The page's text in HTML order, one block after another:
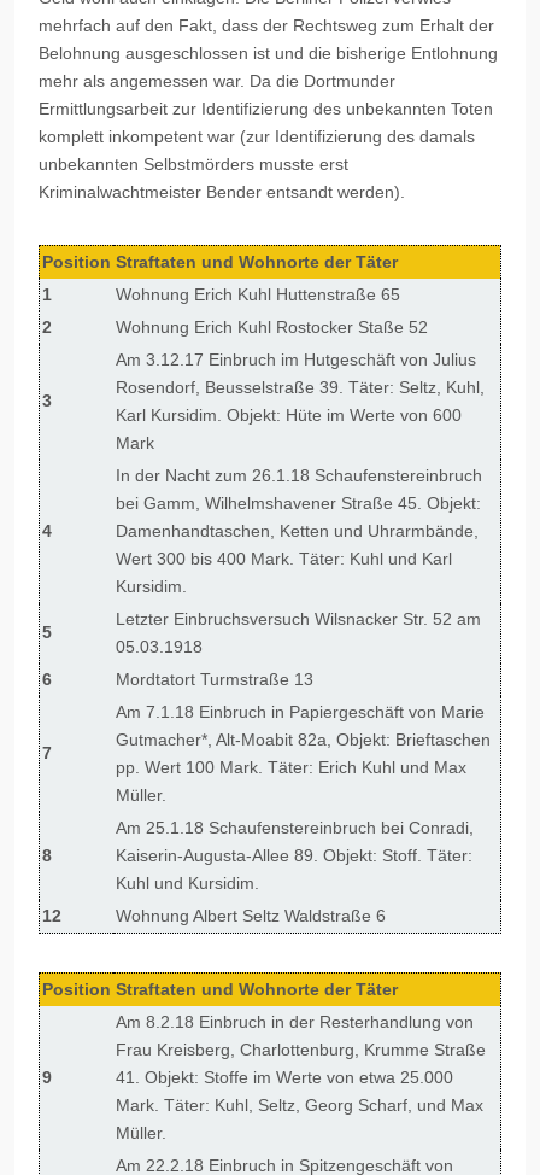
mehrfach auf den Fakt, dass der Rechtsweg zum Erhalt der
Belohnung ausgeschlossen ist und die bisherige Entlohnung
mehr als angemessen war. Da die Dortmunder
Ermittlungsarbeit zur Identifizierung des unbekannten Toten
komplett inkompetent war (zur Identifizierung des damals
unbekannten Selbstmörders musste erst
Kriminalwachtmeister Bender entsandt werden).
Position Straftaten und Wohnorte der Täter
1
Wohnung Erich Kuhl Huttenstraße 65
2
Wohnung Erich Kuhl Rostocker Staße 52
3
Am 3.12.17 Einbruch im Hutgeschäft von Julius
Rosendorf, Beusselstraße 39. Täter: Seltz, Kuhl,
Karl Kursidim. Objekt: Hüte im Werte von 600
Mark
4
In der Nacht zum 26.1.18 Schaufenstereinbruch
bei Gamm, Wilhelmshavener Straße 45. Objekt:
Damenhandtaschen, Ketten und Uhrarmbände,
Wert 300 bis 400 Mark. Täter: Kuhl und Karl
Kursidim.
5
Letzter Einbruchsversuch Wilsnacker Str. 52 am
05.03.1918
6
Mordtatort Turmstraße 13
7
Am 7.1.18 Einbruch in Papiergeschäft von Marie
Gutmacher*, Alt-Moabit 82a, Objekt: Brieftaschen
pp. Wert 100 Mark. Täter: Erich Kuhl und Max
Müller.
8
Am 25.1.18 Schaufenstereinbruch bei Conradi,
Kaiserin-Augusta-Allee 89. Objekt: Stoff. Täter:
Kuhl und Kursidim.
12
Wohnung Albert Seltz Waldstraße 6
Position Straftaten und Wohnorte der Täter
9
Am 8.2.18 Einbruch in der Resterhandlung von
Frau Kreisberg, Charlottenburg, Krumme Straße
41. Objekt: Stoffe im Werte von etwa 25.000
Mark. Täter: Kuhl, Seltz, Georg Scharf, und Max
Müller.
Am 22.2.18 Einbruch in Spitzengeschäft von